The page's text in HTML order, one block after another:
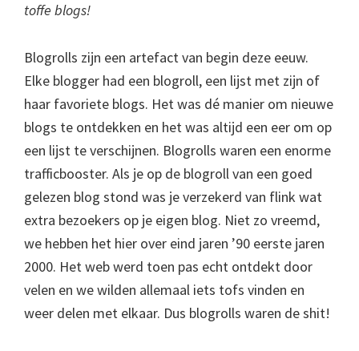
toffe blogs!
Blogrolls zijn een artefact van begin deze eeuw.
Elke blogger had een blogroll, een lijst met zijn of
haar favoriete blogs. Het was dé manier om nieuwe
blogs te ontdekken en het was altijd een eer om op
een lijst te verschijnen. Blogrolls waren een enorme
trafficbooster. Als je op de blogroll van een goed
gelezen blog stond was je verzekerd van flink wat
extra bezoekers op je eigen blog. Niet zo vreemd,
we hebben het hier over eind jaren ’90 eerste jaren
2000. Het web werd toen pas echt ontdekt door
velen en we wilden allemaal iets tofs vinden en
weer delen met elkaar. Dus blogrolls waren de shit!